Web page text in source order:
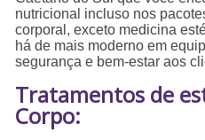
nutricional incluso nos
corporal, exceto medicina
há de mais moderno em
segurança e bem-estar aos
Tratamentos de
Corpo: